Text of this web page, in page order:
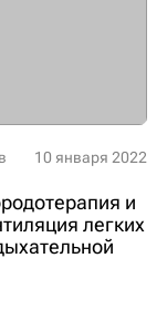
10 января 2022
и
легких